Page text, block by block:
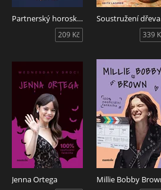
Partnerský horoskop se špetkou chilli
209 Kč 339
Jenna Ortega Millie Bobby